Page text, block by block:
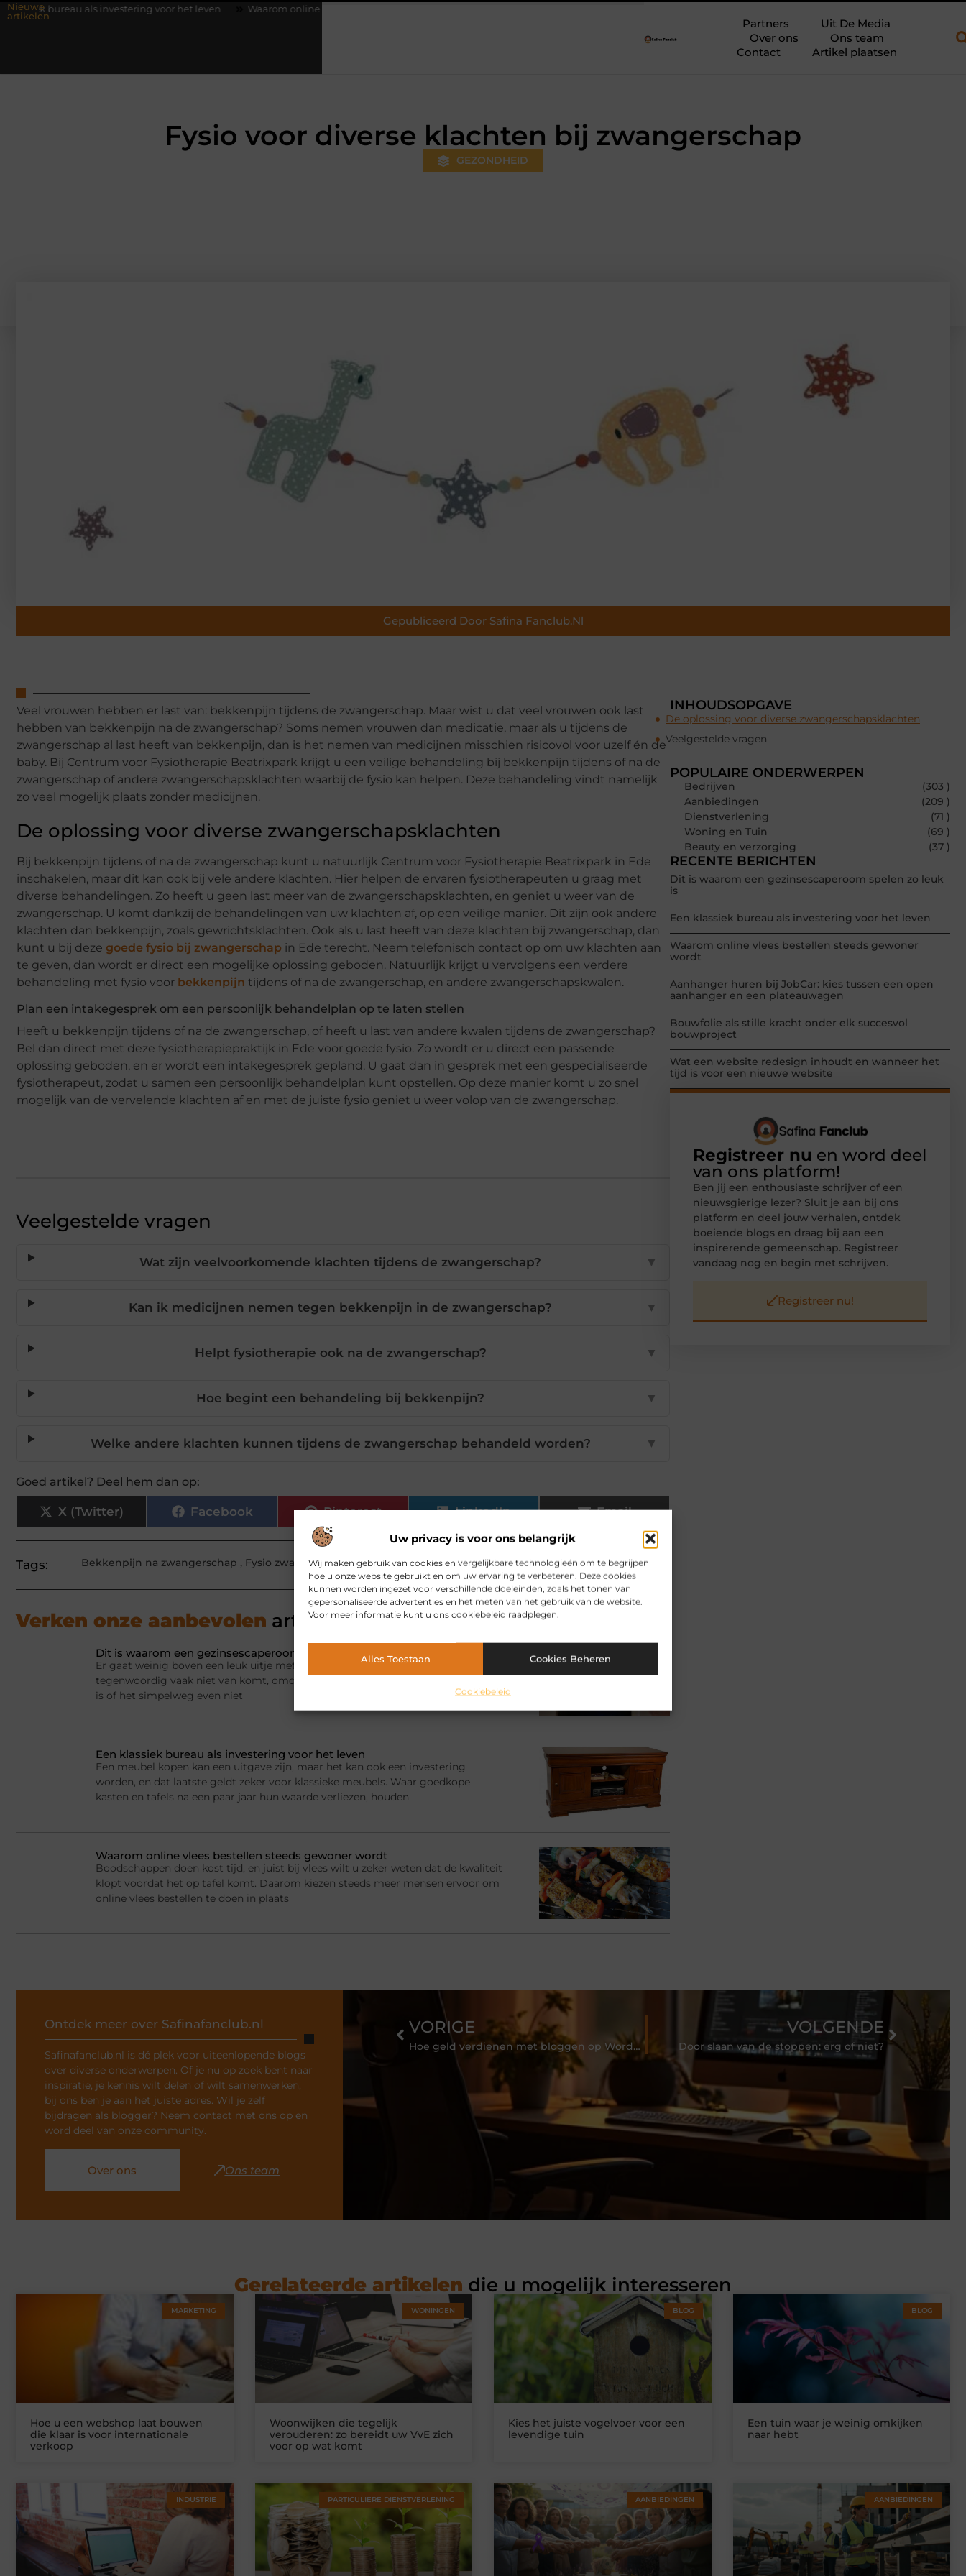
Uw privacy is voor ons belangrijk
Wij maken gebruik van cookies en vergelijkbare technologieën om te begrijpen
hoe u onze website gebruikt en om uw ervaring te verbeteren. Deze cookies
kunnen worden ingezet voor verschillende doeleinden, zoals het tonen van
gepersonaliseerde advertenties en het meten van het gebruik van de website.
Voor meer informatie kunt u ons cookiebeleid raadplegen.
Alles Toestaan Cookies Beheren
Cookiebeleid
Nieuwe
artikelen
investering voor het leven Waarom online vlees bestellen steeds gewoner wordt
Partners
Uit De Media
Over ons
Ons team
Contact
Artikel plaatsen
Fysio voor diverse klachten bij zwangerschap
GEZONDHEID
Gepubliceerd Door Safina Fanclub.nl
Veel vrouwen hebben er last van: bekkenpijn tijdens de zwangerschap. Maar wist u dat veel vrouwen ook last
hebben van bekkenpijn na de zwangerschap? Soms nemen vrouwen dan medicatie, maar als u tijdens de
zwangerschap al last heeft van bekkenpijn, dan is het nemen van medicijnen misschien risicovol voor uzelf én de
baby. Bij Centrum voor Fysiotherapie Beatrixpark krijgt u een veilige behandeling bij bekkenpijn tijdens of na de
zwangerschap of andere zwangerschapsklachten waarbij de fysio kan helpen. Deze behandeling vindt namelijk
zo veel mogelijk plaats zonder medicijnen.
De oplossing voor diverse zwangerschapsklachten
Bij bekkenpijn tijdens of na de zwangerschap kunt u natuurlijk Centrum voor Fysiotherapie Beatrixpark in Ede
inschakelen, maar dit kan ook bij vele andere klachten. Hier helpen de ervaren fysiotherapeuten u graag met
diverse behandelingen. Zo heeft u geen last meer van de zwangerschapsklachten, en geniet u weer van de
zwangerschap. U komt dankzij de behandelingen van uw klachten af, op een veilige manier. Dit zijn ook andere
klachten dan bekkenpijn, zoals gewrichtsklachten. Ook als u last heeft van deze klachten bij zwangerschap, dan
kunt u bij deze goede fysio bij zwangerschap in Ede terecht. Neem telefonisch contact op om uw klachten aan
te geven, dan wordt er direct een mogelijke oplossing geboden. Natuurlijk krijgt u vervolgens een verdere
behandeling met fysio voor bekkenpijn tijdens of na de zwangerschap, en andere zwangerschapskwalen.
Plan een intakegesprek om een persoonlijk behandelplan op te laten stellen
Heeft u bekkenpijn tijdens of na de zwangerschap, of heeft u last van andere kwalen tijdens de zwangerschap?
Bel dan direct met deze fysiotherapiepraktijk in Ede voor goede fysio. Zo wordt er u direct een passende
oplossing geboden, en er wordt een intakegesprek gepland. U gaat dan in gesprek met een gespecialiseerde
fysiotherapeut, zodat u samen een persoonlijk behandelplan kunt opstellen. Op deze manier komt u zo snel
mogelijk van de vervelende klachten af en met de juiste fysio geniet u weer volop van de zwangerschap.
Veelgestelde vragen
Wat zijn veelvoorkomende klachten tijdens de zwangerschap? ▼
Kan ik medicijnen nemen tegen bekkenpijn in de zwangerschap? ▼
Helpt fysiotherapie ook na de zwangerschap? ▼
Hoe begint een behandeling bij bekkenpijn? ▼
Welke andere klachten kunnen tijdens de zwangerschap behandeld worden? ▼
Goed artikel? Deel hem dan op:
X (Twitter) Facebook Pinterest LinkedIn Email
Tags: Bekkenpijn na zwangerschap , Fysio zwangerschap
Verken onze aanbevolen artikelen voor jou.
Dit is waarom een gezinsescaperoom spelen zo leuk is
Er gaat weinig boven een leuk uitje met het hele gezin. Zeker omdat het er
tegenwoordig vaak niet van komt, omdat er altijd wel één persoon weg is, druk
is of het simpelweg even niet
Een klassiek bureau als investering voor het leven
Een meubel kopen kan een uitgave zijn, maar het kan ook een investering
worden, en dat laatste geldt zeker voor klassieke meubels. Waar goedkope
kasten en tafels na een paar jaar hun waarde verliezen, houden
Waarom online vlees bestellen steeds gewoner wordt
Boodschappen doen kost tijd, en juist bij vlees wilt u zeker weten dat de kwaliteit
klopt voordat het op tafel komt. Daarom kiezen steeds meer mensen ervoor om
online vlees bestellen te doen in plaats
INHOUDSOPGAVE
De oplossing voor diverse zwangerschapsklachten
Veelgestelde vragen
POPULAIRE ONDERWERPEN
Bedrijven
(303 )
Aanbiedingen
(209 )
Dienstverlening
(71 )
Woning en Tuin
(69 )
Beauty en verzorging
(37 )
RECENTE BERICHTEN
Dit is waarom een gezinsescaperoom spelen zo leuk
is
Een klassiek bureau als investering voor het leven
Waarom online vlees bestellen steeds gewoner
wordt
Aanhanger huren bij JobCar: kies tussen een open
aanhanger en een plateauwagen
Bouwfolie als stille kracht onder elk succesvol
bouwproject
Wat een website redesign inhoudt en wanneer het
tijd is voor een nieuwe website
Registreer nu en word deel
van ons platform!
Ben jij een enthousiaste schrijver of een
nieuwsgierige lezer? Sluit je aan bij ons
platform en deel jouw verhalen, ontdek
boeiende blogs en draag bij aan een
inspirerende gemeenschap. Registreer
vandaag nog en begin met schrijven.
Registreer nu!
Ontdek meer over Safinafanclub.nl
Safinafanclub.nl is dé plek voor uiteenlopende blogs
over diverse onderwerpen. Of je nu op zoek bent naar
inspiratie, je kennis wilt delen of wilt samenwerken,
bij ons ben je aan het juiste adres. Wil je zelf
bijdragen als blogger? Neem contact met ons op en
word deel van onze community.
Over ons Ons team
VORIGE
Hoe geld verdienen met bloggen op WordPress
VOLGENDE
Door slaan van de stoppen: erg of niet?
Gerelateerde artikelen die u mogelijk interesseren
MARKETING
Hoe u een webshop laat bouwen
die klaar is voor internationale
verkoop
WONINGEN
Woonwijken die tegelijk
verouderen: zo bereidt uw VvE zich
voor op wat komt
BLOG
Kies het juiste vogelvoer voor een
levendige tuin
BLOG
Een tuin waar je weinig omkijken
naar hebt
INDUSTRIE PARTICULIERE DIENSTVERLENING AANBIEDINGEN AANBIEDINGEN